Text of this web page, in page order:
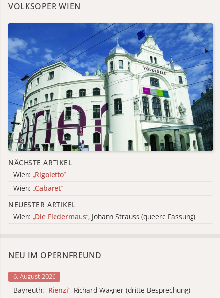
VOLKSOPER WIEN
NÄCHSTE ARTIKEL
Wien: „Rigoletto“
Wien: „Cabaret“
NEUESTER ARTIKEL
Wien: „Die Fledermaus“, Johann Strauss (queere Fassung)
NEU IM OPERNFREUND
6. August 2026
Bayreuth: „Rienzi“, Richard Wagner (dritte Besprechung)